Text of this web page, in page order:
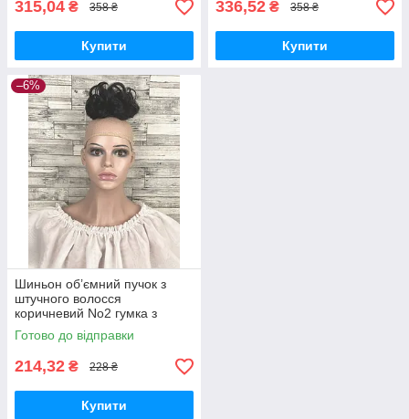
315,04 ₴ 358 ₴
Купити
336,52 ₴ 358 ₴
Купити
–6%
Шиньон об’ємний пучок з
штучного волосся
коричневий No2 гумка з
волосся
Готово до відправки
214,32 ₴ 228 ₴
Купити